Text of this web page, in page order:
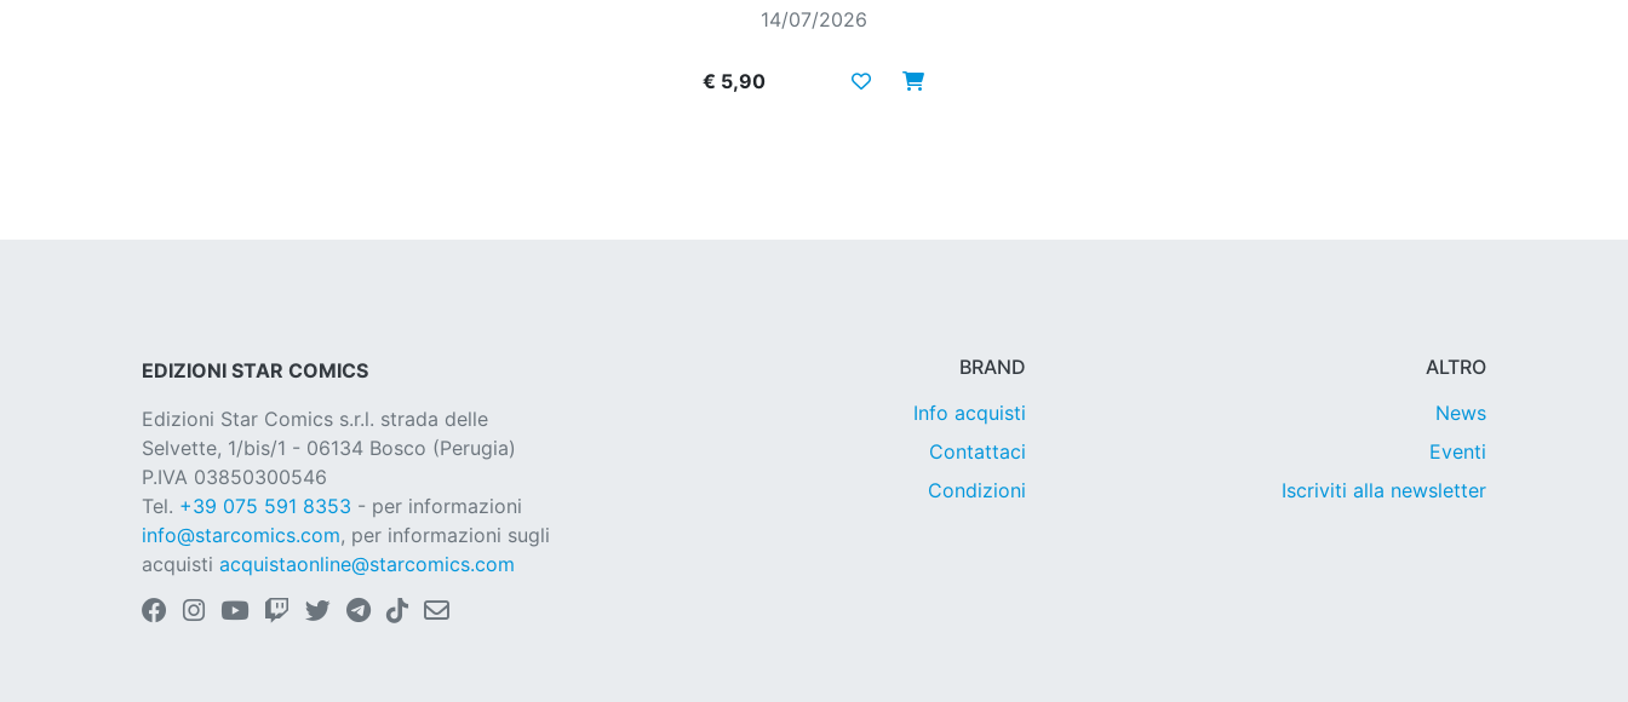
14/07/2026
€ 5,90
EDIZIONI STAR COMICS
Edizioni Star Comics s.r.l. strada delle
Selvette, 1/bis/1 - 06134 Bosco (Perugia)
P.IVA 03850300546
Tel. +39 075 591 8353 - per informazioni
info@starcomics.com, per informazioni sugli
acquisti acquistaonline@starcomics.com
BRAND
Info acquisti
Contattaci
Condizioni
ALTRO
News
Eventi
Iscriviti alla newsletter